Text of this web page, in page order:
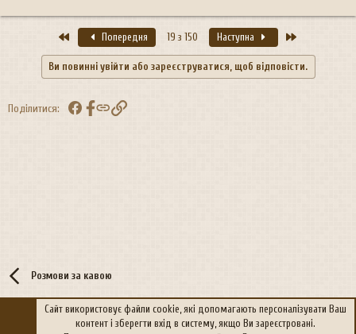
ПершийПопередня 19 з 150 Наступна
Ви повинні увійти або зареєструватися, щоб відповісти.
Поділитися: FacebookПосилання
Розмови за кавою
Сайт використовує файли cookie, які допомагають персоналізувати Ваш
контент і зберегти вхід в систему, якщо Ви зареєстровані.